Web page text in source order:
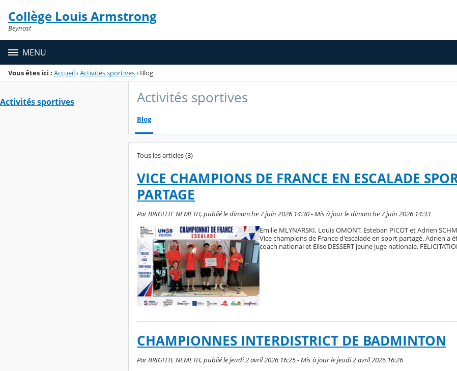
Menu de la rubrique
Contenu
Collège Louis Armstrong
Beynost
MENU
Vous êtes ici : Accueil›Activités sportives› Blog
Activités sportives Activités sportives
Blog
Tous les articles (8)
VICE CHAMPIONS DE FRANCE EN ESCALADE
PARTAGE
Par BRIGITTE NEMETH, publié le dimanche 7 juin 2026 14:30 - Mis à jour le dimanche 7 juin 2026 14:33
Emilie MLYNARSKI, Louis OMONT, Esteban PICOT et Adrien
Vice champions de France d'escalade en sport partagé. Adrien a
coach national et Elise DESSERT jeune juge nationale.
CHAMPIONNES INTERDISTRICT DE BADMINTON
Par BRIGITTE NEMETH, publié le jeudi 2 avril 2026 16:25 - Mis à jour le jeudi 2 avril 2026 16:26